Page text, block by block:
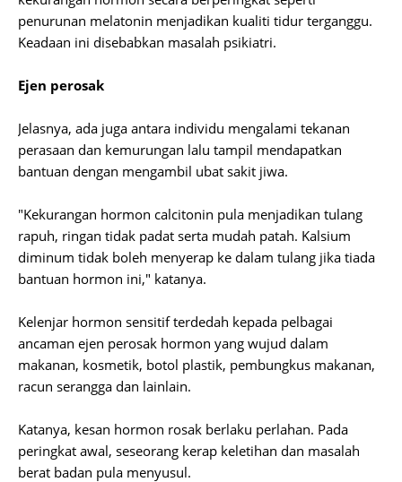
penurunan melatonin menjadikan kualiti tidur terganggu.
Keadaan ini disebabkan masalah psikiatri.
Ejen perosak
Jelasnya, ada juga antara individu mengalami tekanan
perasaan dan kemurungan lalu tampil mendapatkan
bantuan dengan mengambil ubat sakit jiwa.
"Kekurangan hormon calcitonin pula menjadikan tulang
rapuh, ringan tidak padat serta mudah patah. Kalsium
diminum tidak boleh menyerap ke dalam tulang jika tiada
bantuan hormon ini," katanya.
Kelenjar hormon sensitif terdedah kepada pelbagai
ancaman ejen perosak hormon yang wujud dalam
makanan, kosmetik, botol plastik, pembungkus makanan,
racun serangga dan lainlain.
Katanya, kesan hormon rosak berlaku perlahan. Pada
peringkat awal, seseorang kerap keletihan dan masalah
berat badan pula menyusul.